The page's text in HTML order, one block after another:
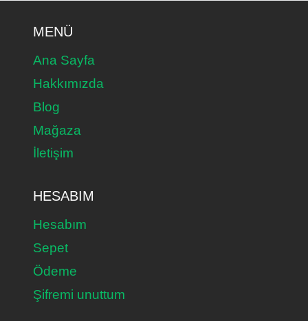
MENÜ
Ana Sayfa
Hakkımızda
Blog
Mağaza
İletişim
HESABIM
Hesabım
Sepet
Ödeme
Şifremi unuttum